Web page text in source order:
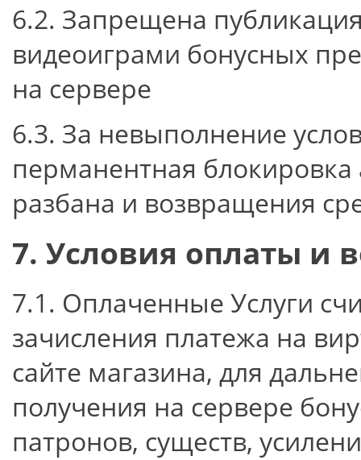
6.2. Запрещена
видеоиграми бонусных
на сервере
6.3. За невыполнение
перманентная блокировка
разбана и возвращения
7. Условия оплаты и
7.1. Оплаченные Услуги
зачисления платежа на
сайте магазина, для
получения на сервере
патронов, существ,